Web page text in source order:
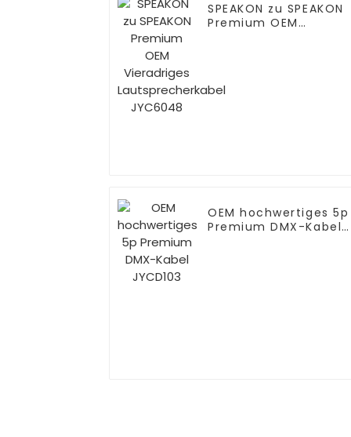
SPEAKON zu SPEAKON
Premium OEM
OEM hochwertiges 5p
Premium DMX-Kabel